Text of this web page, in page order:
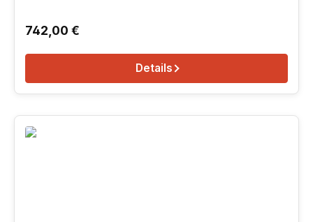
Regulärer Preis:
742,00 €
Details